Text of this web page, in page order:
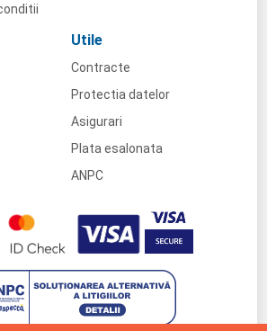
Utile
Contracte
Protectia datelor
Asigurari
Plata esalonata
ANPC